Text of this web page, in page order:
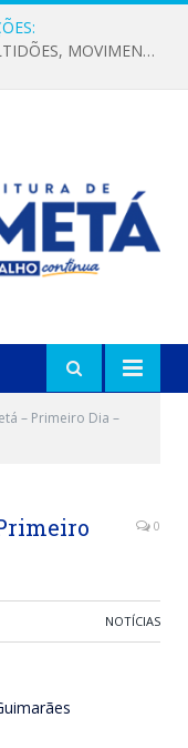
FESTIVAL DE VERÃO 2026 REÚNE MULTIDÕES, MOVIMENTA A ECONOMIA E FORTALECE A CULTURA LOCAL
– Primeiro Dia –
0
NOTÍCIAS